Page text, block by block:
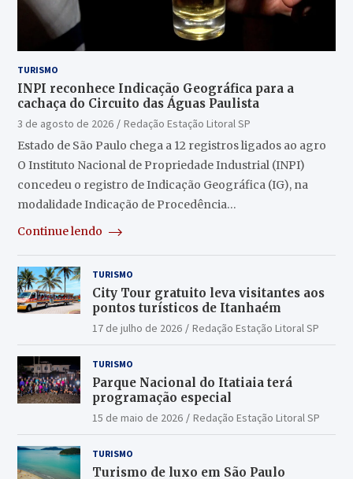
TURISMO
INPI reconhece Indicação Geográfica para a
cachaça do Circuito das Águas Paulista
3 de agosto de 2026
Redação Estação Litoral SP
Estado de São Paulo chega a 12 registros ligados ao agro
O Instituto Nacional de Propriedade Industrial (INPI)
concedeu o registro de Indicação Geográfica (IG), na
modalidade Indicação de Procedência…
Continue lendo
TURISMO
City Tour gratuito leva visitantes aos
pontos turísticos de Itanhaém
17 de julho de 2026 Redação Estação Litoral SP
TURISMO
Parque Nacional do Itatiaia terá
programação especial
15 de maio de 2026 Redação Estação Litoral SP
TURISMO
Turismo de luxo em São Paulo